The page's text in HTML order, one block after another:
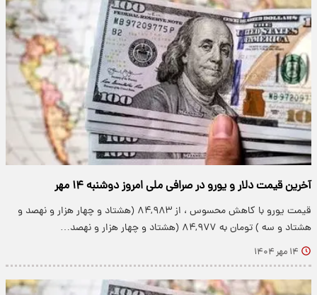
آخرین قیمت دلار و یورو در صرافی ملی امروز دوشنبه ۱۴ مهر
قیمت یورو با کاهش محسوس ، از ۸۴,۹۸۳ (هشتاد و چهار هزار و نهصد و
هشتاد و سه ) تومان به ۸۴,۹۷۷ (هشتاد و چهار هزار و نهصد…
۱۴ مهر ۱۴۰۴